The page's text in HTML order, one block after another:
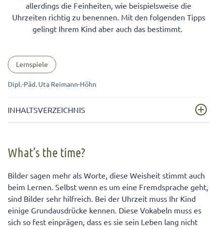
allerdings die Feinheiten, wie beispielsweise die
Uhrzeiten richtig zu benennen. Mit den folgenden Tipps
gelingt Ihrem Kind aber auch das bestimmt.
Lernspiele
Dipl.-Päd. Uta Reimann-Höhn
INHALTSVERZEICHNIS
Lassen Sie Ihr Kind die Uhr selbst gestalten
Üben Sie anfangs mit Vorlage
Schritt für Schritt zur Uhrzeit auf Englisch
Erweitern Sie die Aufgabenstellung um den
schriftlichen Teil
What’s the time?
Bilder sagen mehr als Worte, diese Weisheit stimmt auch
beim Lernen. Selbst wenn es um eine Fremdsprache geht,
sind Bilder sehr hilfreich. Bei der Uhrzeit muss Ihr Kind
einige Grundausdrücke kennen. Diese Vokabeln muss es
sich so fest einprägen, dass es sie sein Leben lang nicht